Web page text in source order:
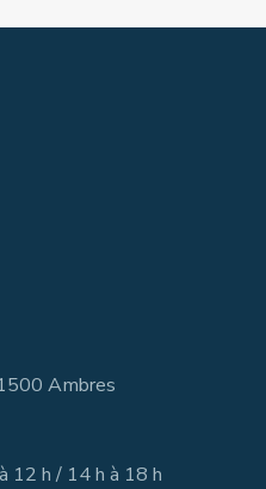
Ambres
12 h / 14 h à 18 h